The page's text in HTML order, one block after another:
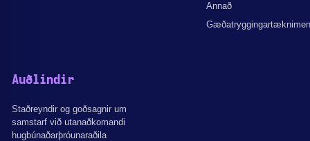
Annað
Auðlindir
Staðreyndir og goðsagnir um
samstarf við utanaðkomandi
hugbúnaðarþróunaraðila